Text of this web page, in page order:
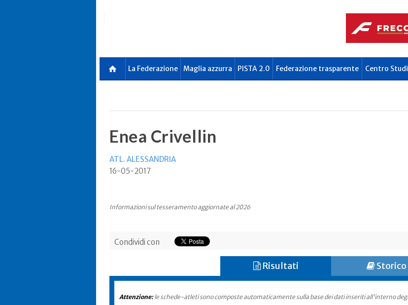
La Federazione Maglia azzurra PISTA 2.0 Federazione trasparente Centro
Enea Crivellin
ATL. ALESSANDRIA
16-05-2017
Informazioni sul tesseramento aggiornate al 2026
Condividi con
Risultati Storico
Attenzione:le schede-atleti sono composte automaticamente sulla base dei dati inseriti all'interno